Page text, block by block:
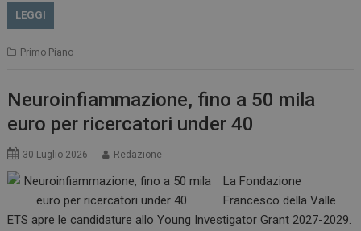
LEGGI
Primo Piano
Neuroinfiammazione, fino a 50 mila
euro per ricercatori under 40
30 Luglio 2026 Redazione
La Fondazione
Francesco della Valle
ETS apre le candidature allo Young Investigator Grant 2027-2029.
_ga_Z2VT792F98